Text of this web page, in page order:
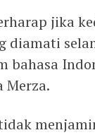
jika
diamati
bahasa
Merza.